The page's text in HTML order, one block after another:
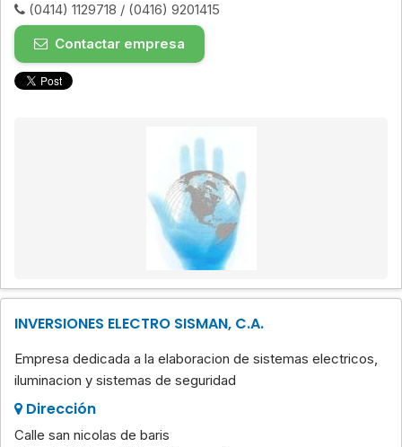
(0414) 1129718 / (0416) 9201415
Contactar empresa
INVERSIONES ELECTRO SISMAN, C.A.
Empresa dedicada a la elaboracion de sistemas electricos,
iluminacion y sistemas de seguridad
Dirección
Calle san nicolas de baris